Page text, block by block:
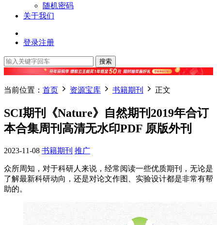
随机密码
关于我们
登录注册
搜索
当前位置： 首页 资源宝库 书籍期刊 正文
SCI期刊《Nature》自然期刊2019年合订
本合集周刊高清无水印PDF 原版外刊
2023-11-08 书籍期刊 推广
众所周知，对于科研人来说，经常阅读一些优质期刊，无论是
了解最新科研动向，还是对论文作图、实验设计都是非常有帮
助的。